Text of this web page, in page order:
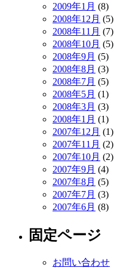
2009年1月 (8)
2008年12月 (5)
2008年11月 (7)
2008年10月 (5)
2008年9月 (5)
2008年8月 (3)
2008年7月 (5)
2008年5月 (1)
2008年3月 (3)
2008年1月 (1)
2007年12月 (1)
2007年11月 (2)
2007年10月 (2)
2007年9月 (4)
2007年8月 (5)
2007年7月 (3)
2007年6月 (8)
固定ページ
お問い合わせ